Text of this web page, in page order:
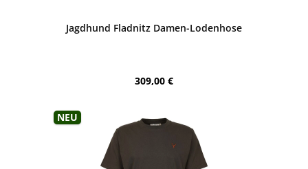
Jagdhund Fladnitz Damen-Lodenhose
Regulärer Preis:
309,00 €
Neu